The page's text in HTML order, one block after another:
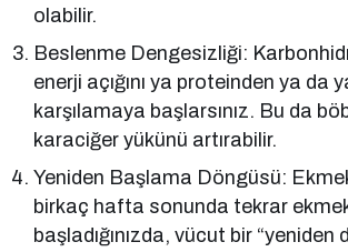
olabilir.
Beslenme Dengesizliği:
enerji açığını ya proteinden ya da
karşılamaya başlarsınız. Bu da
karaciğer yükünü artırabilir.
Yeniden Başlama Döngüsü:
birkaç hafta sonunda tekrar
başladığınızda, vücut bir “yeniden